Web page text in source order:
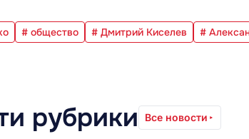
# общество # Дмитрий Киселев #
рубрики Все новости